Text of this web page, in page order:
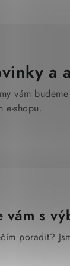
a
vám
e-shopu.
vám s
poradit?